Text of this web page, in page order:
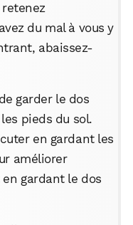
retenez
du mal à vous y
abaissez-
garder le dos
pieds du sol.
en gardant les
améliorer
gardant le dos